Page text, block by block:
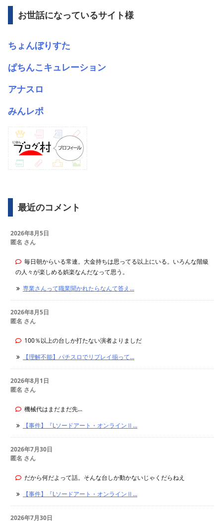
ブ
お世話になっているサイト様
ちょんぼりすた
ぱちんこキュレーション
アナスロ
みんレポ
最近のコメント
2026年8月5日
匿名 さん
毎日朝からいる常連。大金持ちは思ってる以上にいる。いろんな階級
の人々が楽しめる娯楽なんだなって思う。
専業さんって職業聞かれたらなんて答え...
2026年8月5日
匿名 さん
100％以上の台しか打たない演者よりましだ
【理解不能】パチスロでリプレイ揃って...
2026年8月1日
匿名 さん
機械代はまだまだ先...
【事件】『Lソードアート・オンラインⅡ...
2026年7月30日
匿名 さん
だから何だよって話。そんな台しか動かないじゃくだらねえ
【事件】『Lソードアート・オンラインⅡ...
2026年7月30日